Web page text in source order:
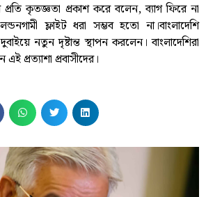
কৃতজ্ঞতা প্রকাশ করে বলেন, ব্যাগ ফিরে না
ফ্লাইট ধরা সম্ভব হতো না।বাংলাদেশি
নতুন দৃষ্টান্ত স্থাপন করলেন। বাংলাদেশিরা
প্রত্যাশা প্রবাসীদের।